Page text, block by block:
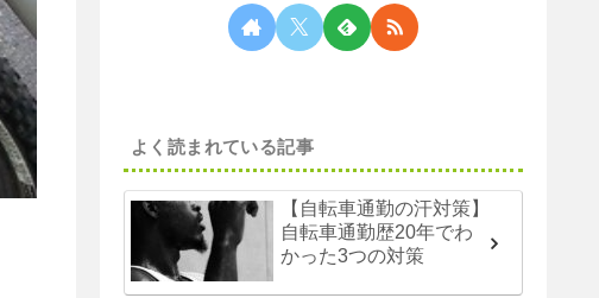
よく読まれている記事
【自転車通勤の汗対策】
自転車通勤歴20年でわ
かった3つの対策